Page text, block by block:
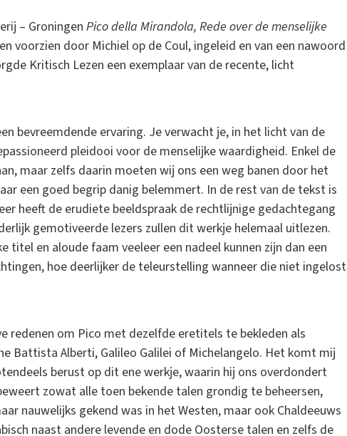
– GroningenPico della Mirandola, Rede over de menselijke
voorzien door Michiel op de Coul, ingeleid en van een nawoord
Kritisch Lezen een exemplaar van de recente, licht
bevreemdende ervaring. Je verwacht je, in het licht van de
pleidooi voor de menselijke waardigheid. Enkel de
maar zelfs daarin moeten wij ons een weg banen door het
een goed begrip danig belemmert. In de rest van de tekst is
heeft de erudiete beeldspraak de rechtlijnige gedachtegang
gemotiveerde lezers zullen dit werkje helemaal uitlezen.
titel en aloude faam veeleer een nadeel kunnen zijn dan een
hoe deerlijker de teleurstelling wanneer die niet ingelost
redenen om Pico met dezelfde eretitels te bekleden als
Battista Alberti, Galileo Galilei of Michelangelo. Het komt mij
berust op dit ene werkje, waarin hij ons overdondert
zowat alle toen bekende talen grondig te beheersen,
nauwelijks gekend was in het Westen, maar ook Chaldeeuws
naast andere levende en dode Oosterse talen en zelfs de